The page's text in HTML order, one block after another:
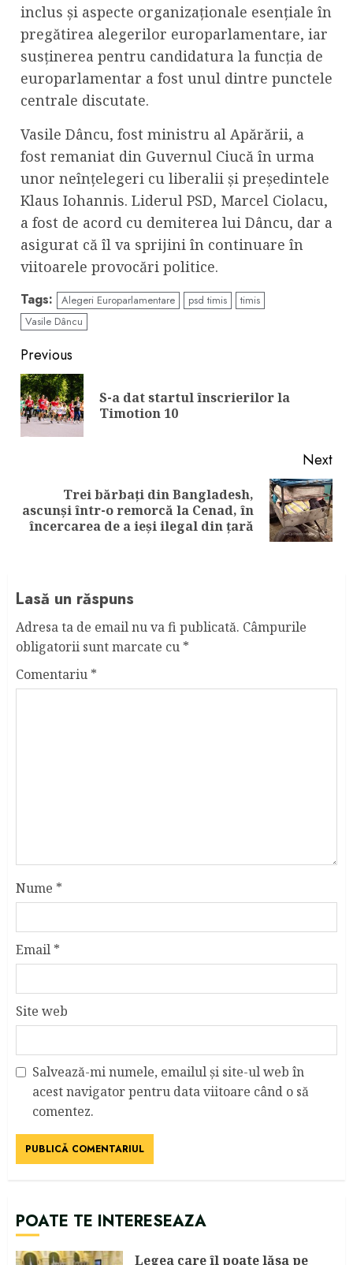
inclus și aspecte organizaționale esențiale în
pregătirea alegerilor europarlamentare, iar
susținerea pentru candidatura la funcția de
europarlamentar a fost unul dintre punctele
centrale discutate.
Vasile Dâncu, fost ministru al Apărării, a
fost remaniat din Guvernul Ciucă în urma
unor neînțelegeri cu liberalii și președintele
Klaus Iohannis. Liderul PSD, Marcel Ciolacu,
a fost de acord cu demiterea lui Dâncu, dar a
asigurat că îl va sprijini în continuare în
viitoarele provocări politice.
Tags: Alegeri Europarlamentare psd timis
timis
Vasile Dâncu
Continue
Reading
Previous
S-a dat startul înscrierilor la
Timotion 10
Next
Next
post:
Trei bărbați din Bangladesh,
ascunși într-o remorcă la Cenad, în
încercarea de a ieși ilegal din țară
Lasă un răspuns
Adresa ta de email nu va fi publicată. Câmpurile
obligatorii sunt marcate cu *
Comentariu *
Nume *
Email *
Site web
Salvează-mi numele, emailul și site-ul web în
acest navigator pentru data viitoare când o să
comentez.
POATE TE INTERESEAZA
Legea care îl poate lăsa pe